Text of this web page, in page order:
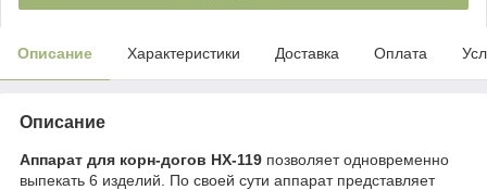
Описание Характеристики Доставка Оплата
Описание
Аппарат для корн-догов HX-119 позволяет одновременно
выпекать 6 изделий. По своей сути аппарат представляет